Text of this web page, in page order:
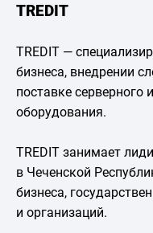
TREDIT
TREDIT —
бизнеса, внедрении
поставке серверного
оборудования.
TREDIT занимает
в Чеченской
бизнеса,
и организаций.